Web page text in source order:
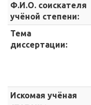
Ф.И.О. соискателя
учёной степени:
Тема
диссертации:
Искомая учёная